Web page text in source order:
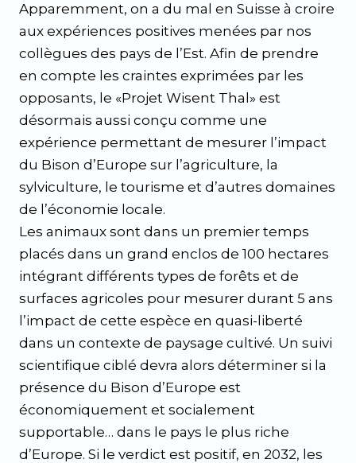
Apparemment, on a du mal en Suisse à croire
aux expériences positives menées par nos
collègues des pays de l’Est. Afin de prendre
en compte les craintes exprimées par les
opposants, le «Projet Wisent Thal» est
désormais aussi conçu comme une
expérience permettant de mesurer l’impact
du Bison d’Europe sur l’agriculture, la
sylviculture, le tourisme et d’autres domaines
de l’économie locale.
Les animaux sont dans un premier temps
placés dans un grand enclos de 100 hectares
intégrant différents types de forêts et de
surfaces agricoles pour mesurer durant 5 ans
l’impact de cette espèce en quasi-liberté
dans un contexte de paysage cultivé. Un suivi
scientifique ciblé devra alors déterminer si la
présence du Bison d’Europe est
économiquement et socialement
supportable… dans le pays le plus riche
d’Europe. Si le verdict est positif, en 2032, les